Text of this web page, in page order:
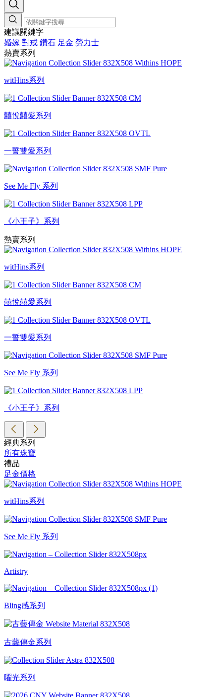
建議關鍵字
婚嫁 對戒 鑽石 足金 勞力士
熱賣系列
witHins系列
囍悅囍愛系列
一誓雙愛系列
See Me Fly 系列
《小王子》系列
熱賣系列
witHins系列
囍悅囍愛系列
一誓雙愛系列
See Me Fly 系列
《小王子》系列
經典系列
所有珠寶
禮品
足金價格
witHins系列
See Me Fly 系列
Artistry
Bling感系列
古藝傳金系列
曜光系列